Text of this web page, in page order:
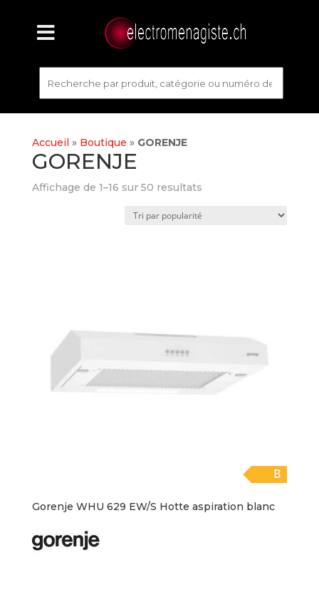
Accueil » Boutique » GORENJE
GORENJE
Affichage de 1–16 sur 50 resultats
B
Gorenje WHU 629 EW/S Hotte aspiration blanc